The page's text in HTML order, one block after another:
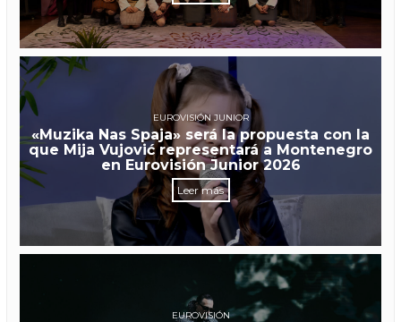
EUROVISIÓN JUNIOR
«Muzika Nas Spaja» será la propuesta con la
que Mija Vujović representará a Montenegro
en Eurovisión Junior 2026
Leer más
EUROVISIÓN